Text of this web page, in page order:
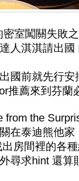
室闖關失敗
人淇淇請出
國前就先行安
推薦來到芬蘭
from the
在泰迪熊他家
房間裡的各
尋求hint 還算